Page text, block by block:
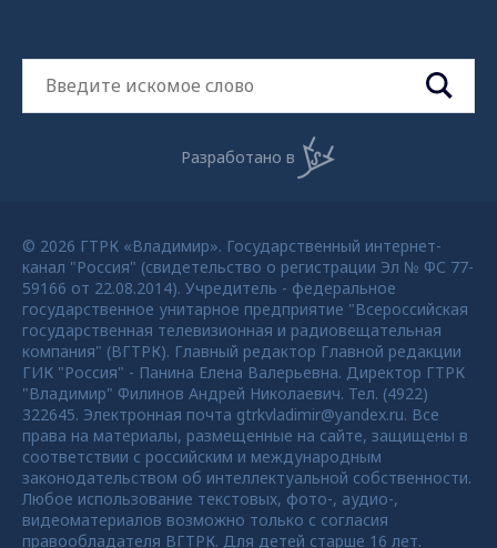
Разработано в
© 2026 ГТРК «Владимир». Государственный интернет-
канал "Россия" (свидетельство о регистрации Эл № ФС 77-
59166 от 22.08.2014). Учредитель - федеральное
государственное унитарное предприятие "Всероссийская
государственная телевизионная и радиовещательная
компания" (ВГТРК). Главный редактор Главной редакции
ГИК "Россия" - Панина Елена Валерьевна. Директор ГТРК
"Владимир" Филинов Андрей Николаевич. Тел. (4922)
322645. Электронная почта gtrkvladimir@yandex.ru. Все
права на материалы, размещенные на сайте, защищены в
соответствии с российским и международным
законодательством об интеллектуальной собственности.
Любое использование текстовых, фото-, аудио-,
видеоматериалов возможно только с согласия
правообладателя ВГТРК. Для детей старше 16 лет.